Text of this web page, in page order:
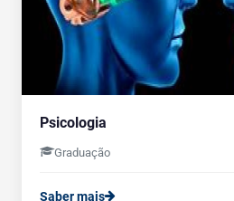
Psicologia
Graduação
Saber mais